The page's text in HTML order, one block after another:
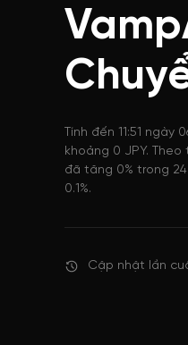
Tính đến 11:51
khoảng 0 JPY.
đã tăng 0% trong
0.1%.
Cập nhật lần